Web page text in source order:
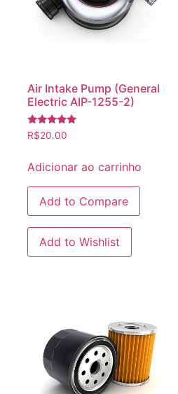
Air Intake Pump (General
Electric AIP-1255-2)
Avaliação
5.00
R$20.00
Adicionar ao carrinho
Add to Compare
Add to Wishlist